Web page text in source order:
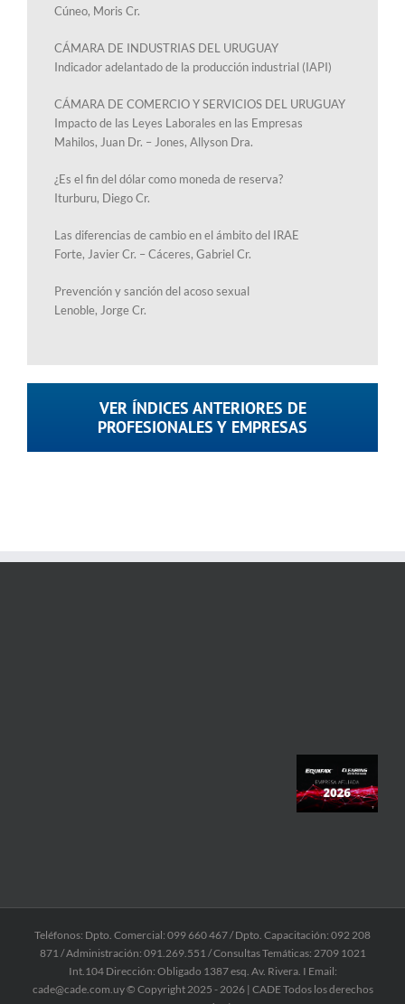
Cúneo, Moris Cr.
CÁMARA DE INDUSTRIAS DEL URUGUAY
Indicador adelantado de la producción industrial (IAPI)
CÁMARA DE COMERCIO Y SERVICIOS DEL URUGUAY
Impacto de las Leyes Laborales en las Empresas
Mahilos, Juan Dr. – Jones, Allyson Dra.
¿Es el fin del dólar como moneda de reserva?
Iturburu, Diego Cr.
Las diferencias de cambio en el ámbito del IRAE
Forte, Javier Cr. – Cáceres, Gabriel Cr.
Prevención y sanción del acoso sexual
Lenoble, Jorge Cr.
VER ÍNDICES ANTERIORES DE
PROFESIONALES Y EMPRESAS
Teléfonos: Dpto. Comercial: 099 660 467 / Dpto. Capacitación: 092 208
871 / Administración: 091.269.551 / Consultas Temáticas: 2709 1021
Int.104 Dirección: Obligado 1387 esq. Av. Rivera. I Email:
cade@cade.com.uy © Copyright 2025 -2026 | CADE Todos los derechos